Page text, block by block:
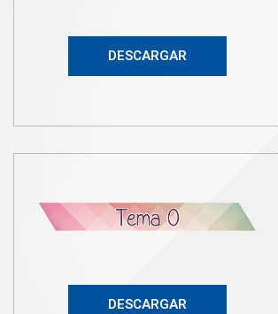
DESCARGAR
DESCARGAR